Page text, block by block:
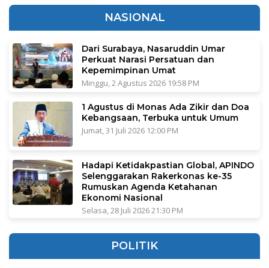
NASIONAL
Dari Surabaya, Nasaruddin Umar
Perkuat Narasi Persatuan dan
Kepemimpinan Umat
Minggu, 2 Agustus 2026 19:58 PM
1 Agustus di Monas Ada Zikir dan Doa
Kebangsaan, Terbuka untuk Umum
Jumat, 31 Juli 2026 12:00 PM
Hadapi Ketidakpastian Global, APINDO
Selenggarakan Rakerkonas ke-35
Rumuskan Agenda Ketahanan
Ekonomi Nasional
Selasa, 28 Juli 2026 21:30 PM
POLITIK